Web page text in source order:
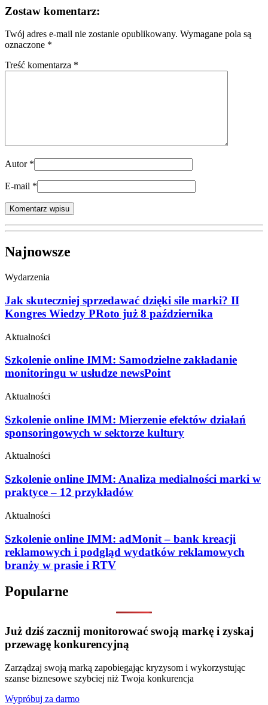
Zostaw komentarz:
Twój adres e-mail nie zostanie opublikowany. Wymagane pola są
oznaczone *
Treść komentarza *
Autor *
E-mail *
Najnowsze
Wydarzenia
Jak skuteczniej sprzedawać dzięki sile marki? II
Kongres Wiedzy PRoto już 8 października
Aktualności
Szkolenie online IMM: Samodzielne zakładanie
monitoringu w usłudze newsPoint
Aktualności
Szkolenie online IMM: Mierzenie efektów działań
sponsoringowych w sektorze kultury
Aktualności
Szkolenie online IMM: Analiza medialności marki w
praktyce – 12 przykładów
Aktualności
Szkolenie online IMM: adMonit – bank kreacji
reklamowych i podgląd wydatków reklamowych
branży w prasie i RTV
Popularne
Już dziś zacznij monitorować swoją markę i zyskaj
przewagę konkurencyjną
Zarządzaj swoją marką zapobiegając kryzysom i wykorzystując
szanse biznesowe szybciej niż Twoja konkurencja
Wypróbuj za darmo